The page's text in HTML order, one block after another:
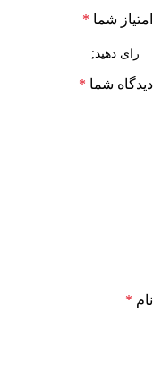
امتیاز شما *
دیدگاه شما *
نام *